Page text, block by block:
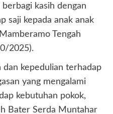
berbagi kasih dengan
saji kepada anak anak
Tengah
2025).
kepedulian terhadap
yang mengalami
kebutuhan pokok,
Bater Serda Muntahar